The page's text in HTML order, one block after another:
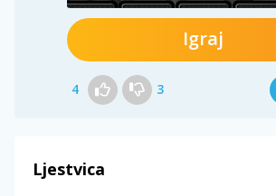
Igraj
4 3
Ljestvica